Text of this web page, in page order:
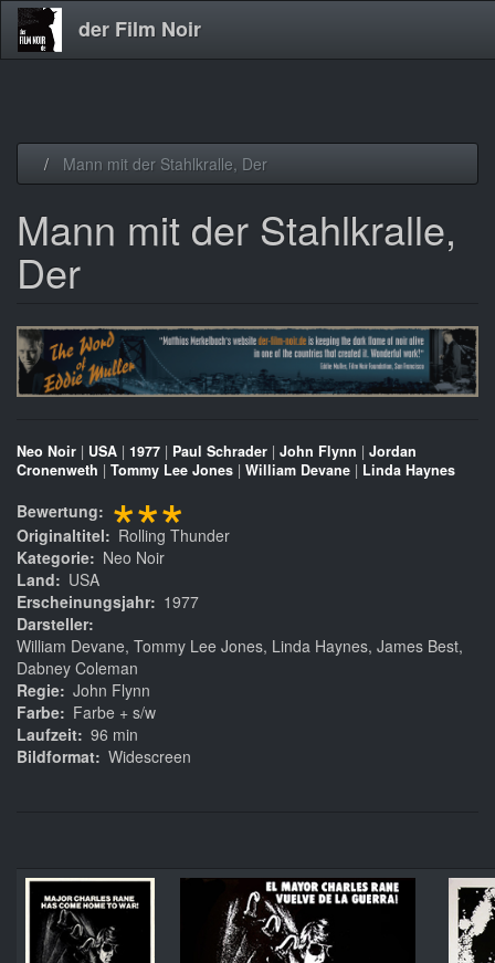
der Film Noir
Mann mit der Stahlkralle, Der
Mann mit der Stahlkralle,
Der
Neo Noir | USA | 1977 | Paul Schrader | John Flynn | Jordan
Cronenweth | Tommy Lee Jones | William Devane | Linda Haynes
Bewertung ***
Originaltitel
Rolling Thunder
Kategorie
Neo Noir
Land
USA
Erscheinungsjahr
1977
Darsteller
William Devane, Tommy Lee Jones, Linda Haynes, James Best,
Dabney Coleman
Regie John Flynn
Farbe
Farbe + s/w
Laufzeit 96 min
Bildformat Widescreen